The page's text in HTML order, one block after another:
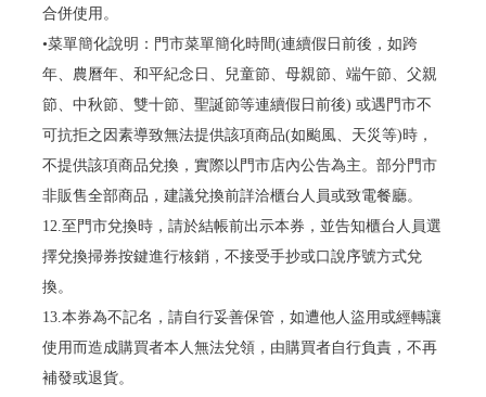
合併使用。
•菜單簡化說明：門市菜單簡化時間(連續假日前後，如跨
年、農曆年、和平紀念日、兒童節、母親節、端午節、父親
節、中秋節、雙十節、聖誕節等連續假日前後) 或遇門市不
可抗拒之因素導致無法提供該項商品(如颱風、天災等)時，
不提供該項商品兌換，實際以門市店內公告為主。部分門市
非販售全部商品，建議兌換前詳洽櫃台人員或致電餐廳。
12.至門市兌換時，請於結帳前出示本券，並告知櫃台人員選
擇兌換掃券按鍵進行核銷，不接受手抄或口說序號方式兌
換。
13.本券為不記名，請自行妥善保管，如遭他人盜用或經轉讓
使用而造成購買者本人無法兌領，由購買者自行負責，不再
補發或退貨。